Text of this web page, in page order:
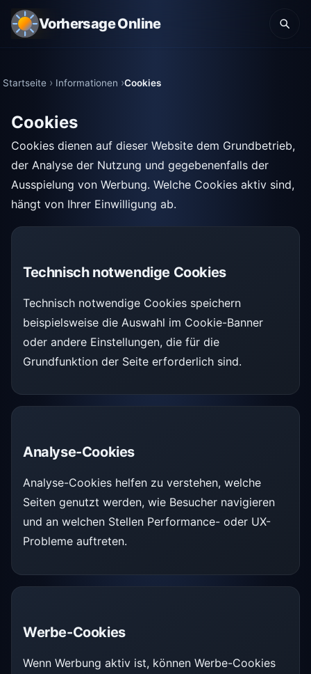
Vorhersage Online
Startseite Informationen Cookies
Cookies
Cookies dienen auf dieser Website dem Grundbetrieb,
der Analyse der Nutzung und gegebenenfalls der
Ausspielung von Werbung. Welche Cookies aktiv sind,
hängt von Ihrer Einwilligung ab.
Technisch notwendige Cookies
Technisch notwendige Cookies speichern
beispielsweise die Auswahl im Cookie-Banner
oder andere Einstellungen, die für die
Grundfunktion der Seite erforderlich sind.
Analyse-Cookies
Analyse-Cookies helfen zu verstehen, welche
Seiten genutzt werden, wie Besucher navigieren
und an welchen Stellen Performance- oder UX-
Probleme auftreten.
Werbe-Cookies
Wenn Werbung aktiv ist, können Werbe-Cookies